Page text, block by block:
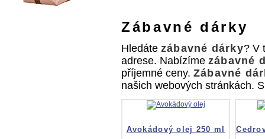
Zábavné dárky
Hledáte zábavné dárky? V
adrese. Nabízíme zábavné
příjemné ceny. Zábavné
našich webových stránkách.
Avokádový olej 250 ml